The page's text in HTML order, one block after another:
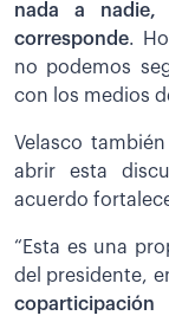
nada a
corresponde.
no podemos
con los medios
Velasco
abrir esta
acuerdo
“Esta es una
del presidente,